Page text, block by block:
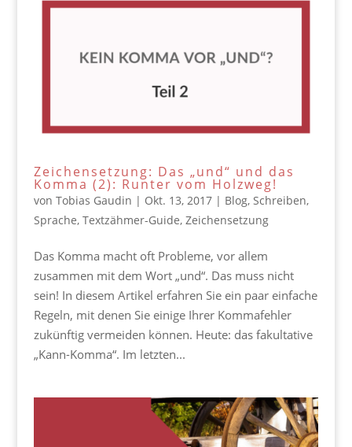
Zeichensetzung: Das „und“ und das
Komma (2): Runter vom Holzweg!
von Tobias Gaudin | Okt. 13, 2017| Blog, Schreiben,
Sprache, Textzähmer-Guide, Zeichensetzung
Das Komma macht oft Probleme, vor allem
zusammen mit dem Wort „und“. Das muss nicht
sein! In diesem Artikel erfahren Sie ein paar einfache
Regeln, mit denen Sie einige Ihrer Kommafehler
zukünftig vermeiden können. Heute: das fakultative
„Kann-Komma“. Im letzten...